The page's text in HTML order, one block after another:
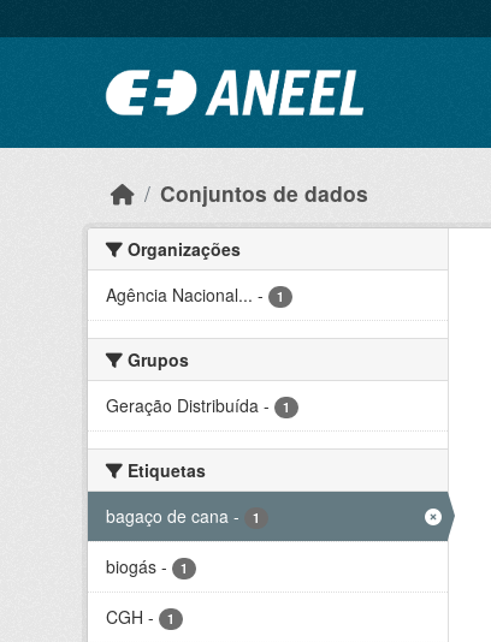
Conjuntos de dados
Organizações
Agência Nacional... - 1
Grupos
Geração Distribuída - 1
Etiquetas
bagaço de cana - 1
biogás - 1
CGH - 1